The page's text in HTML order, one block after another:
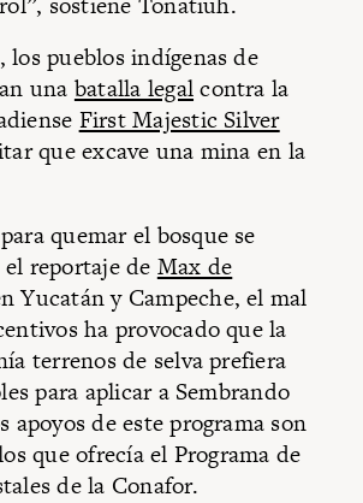
los pueblos indígenas de
una batalla legalcontra la
First Majestic Silver
que excave una mina en la
quemar el bosque se
reportaje de Max de
Yucatán y Campeche, el mal
ha provocado que la
terrenos de selva prefiera
para aplicar a Sembrando
apoyos de este programa son
que ofrecía el Programa de
de la Conafor.